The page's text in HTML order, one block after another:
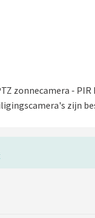
zonnecamera -
zijn